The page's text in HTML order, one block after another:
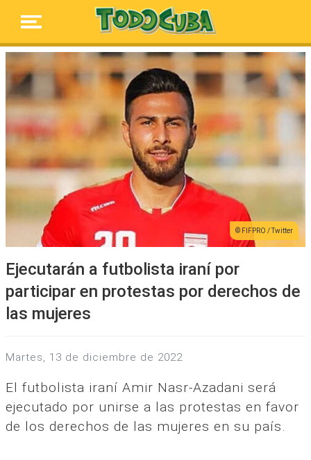
FIFPRO / Twitter
Ejecutarán a futbolista iraní por
participar en protestas por derechos de
las mujeres
martes, 13 de diciembre de 2022
El futbolista iraní Amir Nasr-Azadani será
ejecutado por unirse a las protestas en favor
de los derechos de las mujeres en su país.